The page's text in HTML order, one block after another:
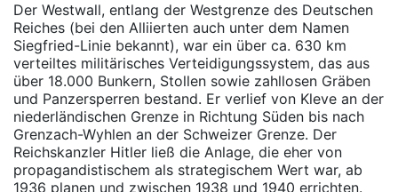
Der Westwall, entlang der Westgrenze des Deutschen
Reiches (bei den Alliierten auch unter dem Namen
Siegfried-Linie bekannt), war ein über ca. 630 km
verteiltes militärisches Verteidigungssystem, das aus
über 18.000 Bunkern, Stollen sowie zahllosen Gräben
und Panzersperren bestand. Er verlief von Kleve an der
niederländischen Grenze in Richtung Süden bis nach
Grenzach-Wyhlen an der Schweizer Grenze. Der
Reichskanzler Hitler ließ die Anlage, die eher von
propagandistischem als strategischem Wert war, ab
1936 planen und zwischen 1938 und 1940 errichten.